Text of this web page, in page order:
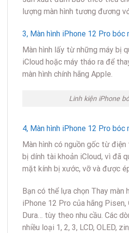
lượng màn hình tương đương
3, Màn hình iPhone 12 Pro bóc
Màn hình lấy từ những máy bị
iCloud hoặc máy tháo ra để
màn hình chính hãng Apple.
Linh kiện iPhone
4, Màn hình iPhone 12 Pro bóc
Màn hình có nguồn gốc từ
bị dính tài khoản iCloud, vì đã
mặt kính bị xước, vỡ và được
Bạn có thể lựa chọn Thay màn
iPhone 12 Pro của hãng Pisen,
Dura… tùy theo nhu cầu. Các
nhiều loại 1, 2, 3, LCD, OLED,